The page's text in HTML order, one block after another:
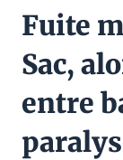
Fuite
Sac,
entre